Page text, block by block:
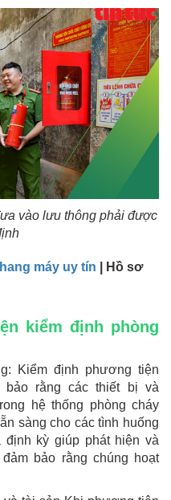
vào lưu thông phải được
máy uy tín | Hồ sơ
kiểm định phòng
Kiểm định phương tiện
bảo rằng các thiết bị và
hệ thống phòng cháy
sàng cho các tình huống
kỳ giúp phát hiện và
bảo rằng chúng hoạt